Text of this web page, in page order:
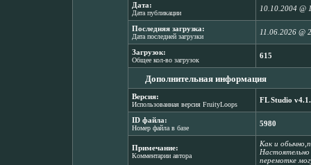
Дата:
Дата публикации
10.10.2004 @
Последняя загрузка:
Дата последней загрузки
11.06.2026 @
Загрузок:
Общее кол-во загрузок
615
Дополнительная информация
Версия:
Использованная версия FruityLoops
FL Studio
ID файла:
Номер файла в базе
5980
Примечание:
Комментарии автора
Как и
перемотке